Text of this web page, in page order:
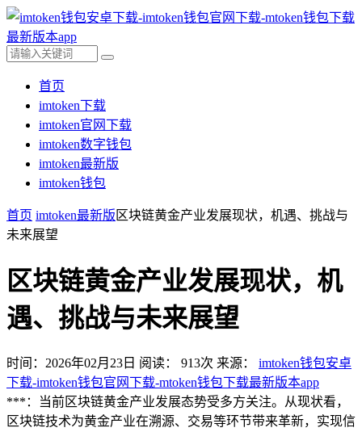
首页
imtoken下载
imtoken官网下载
imtoken数字钱包
imtoken最新版
imtoken钱包
首页 imtoken最新版 区块链黄金产业发展现状，机遇、挑战与
未来展望
区块链黄金产业发展现状，机
遇、挑战与未来展望
时间：2026年02月23日 阅读： 913次 来源： imtoken钱包安卓
下载-imtoken钱包官网下载-mtoken钱包下载最新版本app
***：当前区块链黄金产业发展态势受多方关注。从现状看，
区块链技术为黄金产业在溯源、交易等环节带来革新，实现信